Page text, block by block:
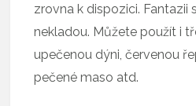
zrovna k dispozici. Fantazii
nekladou. Můžete použít i
upečenou dýni, červenou
pečené maso atd.